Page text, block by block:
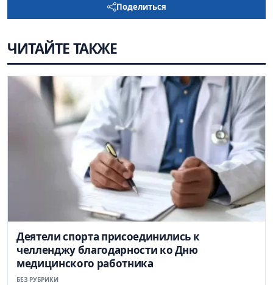
Поделиться
ЧИТАЙТЕ ТАКЖЕ
Деятели спорта присоединились к
челленджу благодарности ко Дню
медицинского работника
БЕЗ РУБРИКИ